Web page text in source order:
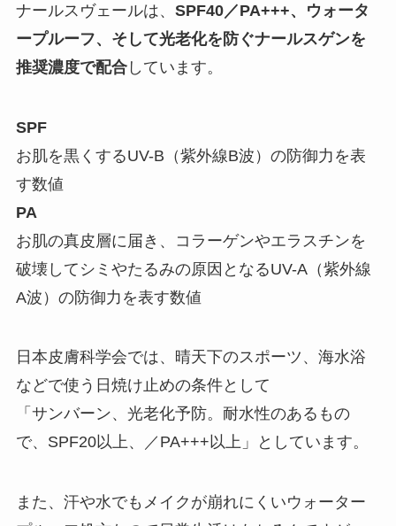
ナールスヴェールは、 SPF40／PA+++、ウォータ
ープルーフ、そして光老化を防ぐナールスゲンを
推奨濃度で配合しています。
SPF
お肌を黒くするUV-B（紫外線B波）の防御力を表
す数値
PA
お肌の真皮層に届き、コラーゲンやエラスチンを
破壊してシミやたるみの原因となるUV-A（紫外線
A波）の防御力を表す数値
日本皮膚科学会では、晴天下のスポーツ、海水浴
などで使う日焼け止めの条件として
「サンバーン、光老化予防。耐水性のあるもの
で、SPF20以上、／PA+++以上」としています。
また、汗や水でもメイクが崩れにくいウォーター